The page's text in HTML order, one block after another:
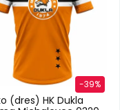
-39%
(dres) HK Dukla